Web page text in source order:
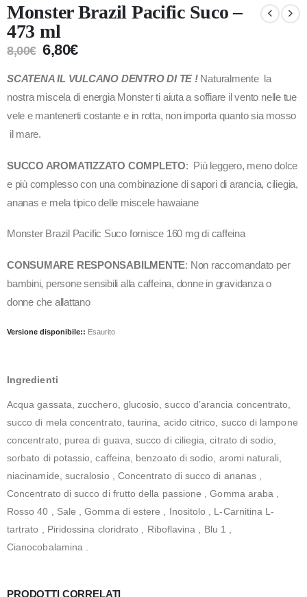
Monster Brazil Pacific Suco –
473 ml
8,00€ 6,80€
SCATENA IL VULCANO DENTRO DI TE !Naturalmente la
nostra miscela di energia Monster ti aiuta a soffiare il vento nelle tue
vele e mantenerti costante e in rotta, non importa quanto sia mosso
il mare.
SUCCO AROMATIZZATO COMPLETO: Più leggero, meno dolce
e più complesso con una combinazione di sapori di arancia, ciliegia,
ananas e mela tipico delle miscele hawaiane
Monster Brazil Pacific Suco fornisce 160 mg di caffeina
CONSUMARE RESPONSABILMENTE: Non raccomandato per
bambini, persone sensibili alla caffeina, donne in gravidanza o
donne che allattano
Versione disponibile:: Esaurito
Ingredienti
Acqua gassata, zucchero, glucosio, succo d’arancia concentrato,
succo di mela concentrato, taurina, acido citrico, succo di lampone
concentrato, purea di guava, succo di ciliegia, citrato di sodio,
sorbato di potassio, caffeina, benzoato di sodio, aromi naturali,
niacinamide, sucralosio , Concentrato di succo di ananas ,
Concentrato di succo di frutto della passione , Gomma araba ,
Rosso 40 , Sale , Gomma di estere , Inositolo , L-Carnitina L-
tartrato , Piridossina cloridrato , Riboflavina , Blu 1 ,
Cianocobalamina .
PRODOTTI CORRELATI